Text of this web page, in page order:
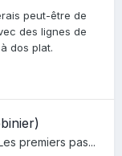
peut-être de
des lignes de
dos plat.
premiers pas...